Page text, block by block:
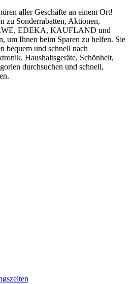
aller Geschäfte an einem Ort!
zu Sonderrabatten, Aktionen,
EDEKA, KAUFLAND und
um Ihnen beim Sparen zu helfen. Sie
bequem und schnell nach
Haushaltsgeräte, Schönheit,
durchsuchen und schnell,